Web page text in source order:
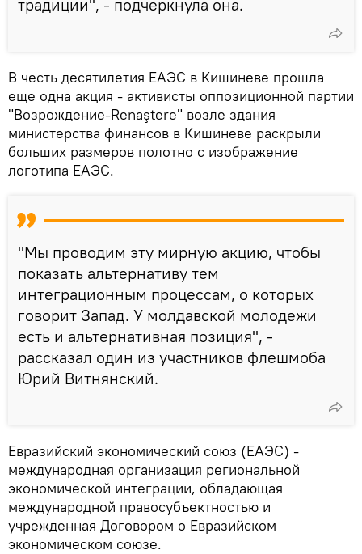
традиции", - подчеркнула она.
В честь десятилетия ЕАЭС в Кишиневе прошла
еще одна акция - активисты оппозиционной партии
"Возрождение-Renaştere" возле здания
министерства финансов в Кишиневе раскрыли
больших размеров полотно с изображение
логотипа ЕАЭС.
"Мы проводим эту мирную акцию, чтобы
показать альтернативу тем
интеграционным процессам, о которых
говорит Запад. У молдавской молодежи
есть и альтернативная позиция", -
рассказал один из участников флешмоба
Юрий Витнянский.
Евразийский экономический союз (ЕАЭС) -
международная организация региональной
экономической интеграции, обладающая
международной правосубъектностью и
учрежденная Договором о Евразийском
экономическом союзе.